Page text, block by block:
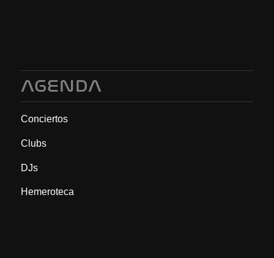
AGENDA
Conciertos
Clubs
DJs
Hemeroteca